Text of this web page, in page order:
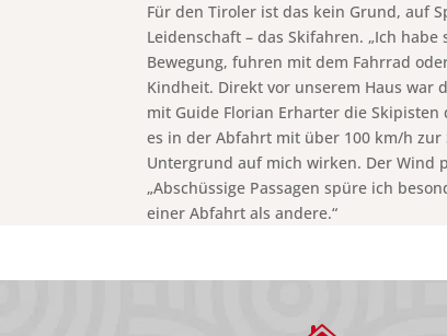
Für den Tiroler ist das kein Grund, auf
Leidenschaft – das Skifahren. „Ich
Bewegung, fuhren mit dem Fahrrad
Kindheit. Direkt vor unserem Haus war
mit Guide Florian Erharter die
es in der Abfahrt mit über 100 km/h
Untergrund auf mich wirken. Der Wind
„Abschüssige Passagen spüre ich
einer Abfahrt als andere.“